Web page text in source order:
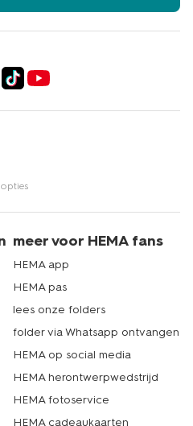
meer voor HEMA fans
HEMA app
HEMA pas
lees onze folders
folder via Whatsapp ontvangen
HEMA op social media
HEMA herontwerpwedstrijd
HEMA fotoservice
HEMA cadeaukaarten